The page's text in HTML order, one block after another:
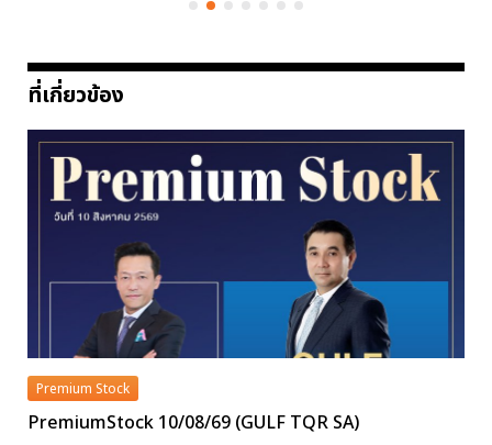
ที่เกี่ยวข้อง
Premium Stock
PremiumStock 10/08/69 (GULF TQR SA)